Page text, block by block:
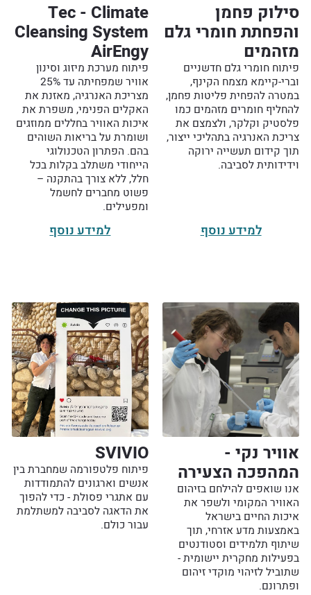
סילוק פחמן
והפחתת חומרי גלם
מזהמים
פיתוח חומרי גלם חדשניים
וברי-קיימא מצמח הקינף,
במטרה להפחית פליטות פחמן,
להחליף חומרים מזהמים כמו
פלסטיק וקלקר, ולצמצם את
צריכת האנרגיה בתהליכי ייצור,
תוך קידום תעשייה ירוקה
וידידותית לסביבה.
למידע נוסף
Tec - Climate
Cleansing System
AirEngy
פיתוח מערכת מיזוג וסינון
אוויר שמפחיתה עד 25%
מצריכת האנרגיה, מאזנת את
האקלים הפנימי, משפרת את
איכות האוויר בחללים ממוזגים
ושומרת על בריאות השוהים
בהם. הפתרון הטכנולוגי
הייחודי משתלב בקלות בכל
חלל, ללא צורך בהתקנה –
פשוט מחברים לחשמל
ומפעילים.
למידע נוסף
אוויר נקי -
המהפכה הצעירה
אנו שואפים להילחם בזיהום
האוויר המקומי ולשפר את
איכות החיים בישראל
באמצעות מדע אזרחי, תוך
שיתוף תלמידים וסטודנטים
בפעילות מחקרית יישומית -
שתוביל לזיהוי מוקדי זיהום
ופתרונם.
SVIVIO
פיתוח פלטפורמה שמחברת בין
אנשים וארגונים להתמודדות
עם אתגרי פסולת - כדי להפוך
את הדאגה לסביבה למשתלמת
עבור כולם.